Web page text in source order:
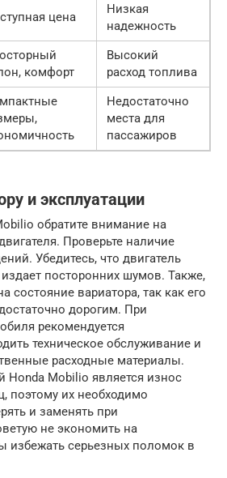
цена
Низкая
надежность
комфорт
Высокий
расход топлива
Недостаточно
места для
пассажиров
и эксплуатации
обратите внимание на
Проверьте наличие
Убедитесь, что двигатель
посторонних шумов. Также,
состояние вариатора, так как его
дорогим. При
рекомендуется
техническое обслуживание и
расходные материалы.
Honda Mobilio является износ
поэтому их необходимо
и заменять при
не экономить на
избежать серьезных поломок в